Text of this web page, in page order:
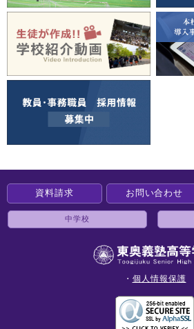
資料請求 お問い合わせ
中学校
・ 個人情報保護